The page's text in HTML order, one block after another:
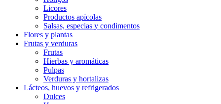
Licores
Productos apícolas
Salsas, especias y condimentos
Flores y plantas
Frutas y verduras
Frutas
Hierbas y aromáticas
Pulpas
Verduras y hortalizas
Lácteos, huevos y refrigerados
Dulces